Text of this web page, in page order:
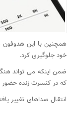
همچنین با این
خود جلوگیری کرد.
ضمن اینکه می تواند
که در کنسرت زنده حضور
انتقال صداهای تغییر یافته به